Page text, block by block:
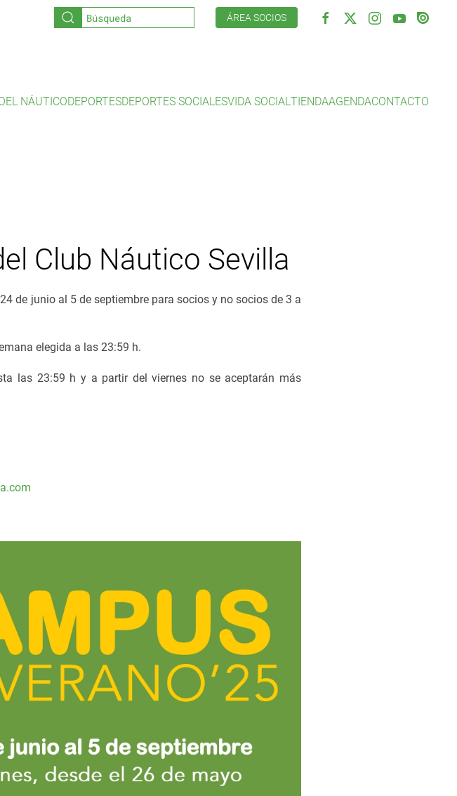
ÁREA SOCIOS
EL NÁUTICODEPORTESDEPORTES SOCIALESVIDA SOCIALTIENDAAGENDACONTACTO
Club Náutico Sevilla
de junio al 5 de septiembre para socios y no socios de 3 a
elegida a las 23:59 h.
las 23:59 h y a partir del viernes no se aceptarán más